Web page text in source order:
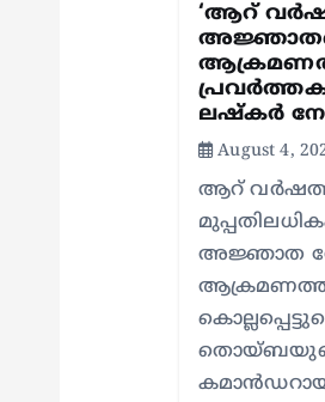
‘ആറ്
ലഷ്കർ
August 4,
ആറ്
അജ്ഞാത